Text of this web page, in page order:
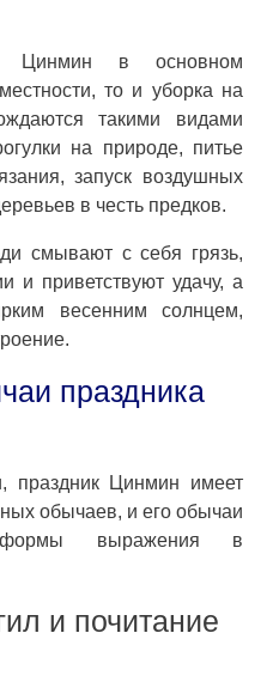
Цинмин в основном
то и уборка на
такими видами
на природе, питье
запуск воздушных
в честь предков.
смывают с себя грязь,
и приветствуют удачу, а
весенним солнцем,
праздника
праздник Цинмин имеет
обычаев, и его обычаи
выражения в
и почитание